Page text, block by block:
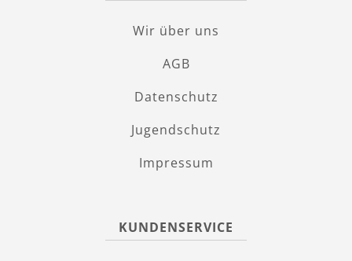
Wir über uns
AGB
Datenschutz
Jugendschutz
Impressum
KUNDENSERVICE